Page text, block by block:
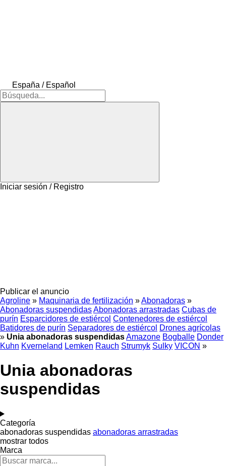
España / Español
Iniciar sesión / Registro
Publicar el anuncio
Agroline » Maquinaria de fertilización »Abonadoras »
Abonadoras suspendidasAbonadoras arrastradas Cubas de
purín Esparcidores de estiércol Contenedores de estiércol
Batidores de purín Separadores de estiércol Drones agrícolas
» Unia abonadoras suspendidasAmazone Bogballe Donder
Kuhn Kverneland Lemken Rauch Strumyk Sulky VICON »
Unia abonadoras
suspendidas
Categoría
abonadoras suspendidas abonadoras arrastradas
mostrar todos
Marca